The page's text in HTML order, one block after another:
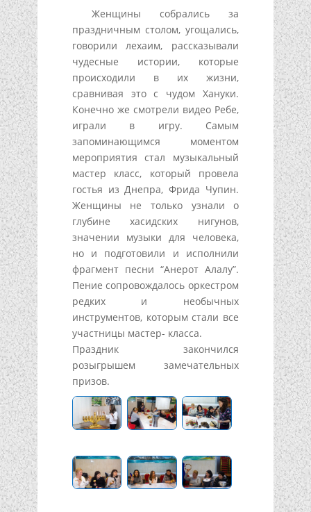
Женщины собрались за
праздничным столом, угощались,
говорили лехаим, рассказывали
чудесные истории, которые
происходили в их жизни,
сравнивая это с чудом Хануки.
Конечно же смотрели видео Ребе,
играли в игру. Самым
запоминающимся моментом
мероприятия стал музыкальный
мастер класс, который провела
гостья из Днепра, Фрида Чупин.
Женщины не только узнали о
глубине хасидских нигунов,
значении музыки для человека,
но и подготовили и исполнили
фрагмент песни “Анерот Алалу”.
Пение сопровождалось оркестром
редких и необычных
инструментов, которым стали все
участницы мастер- класса.
Праздник закончился
розыгрышем замечательных
призов.